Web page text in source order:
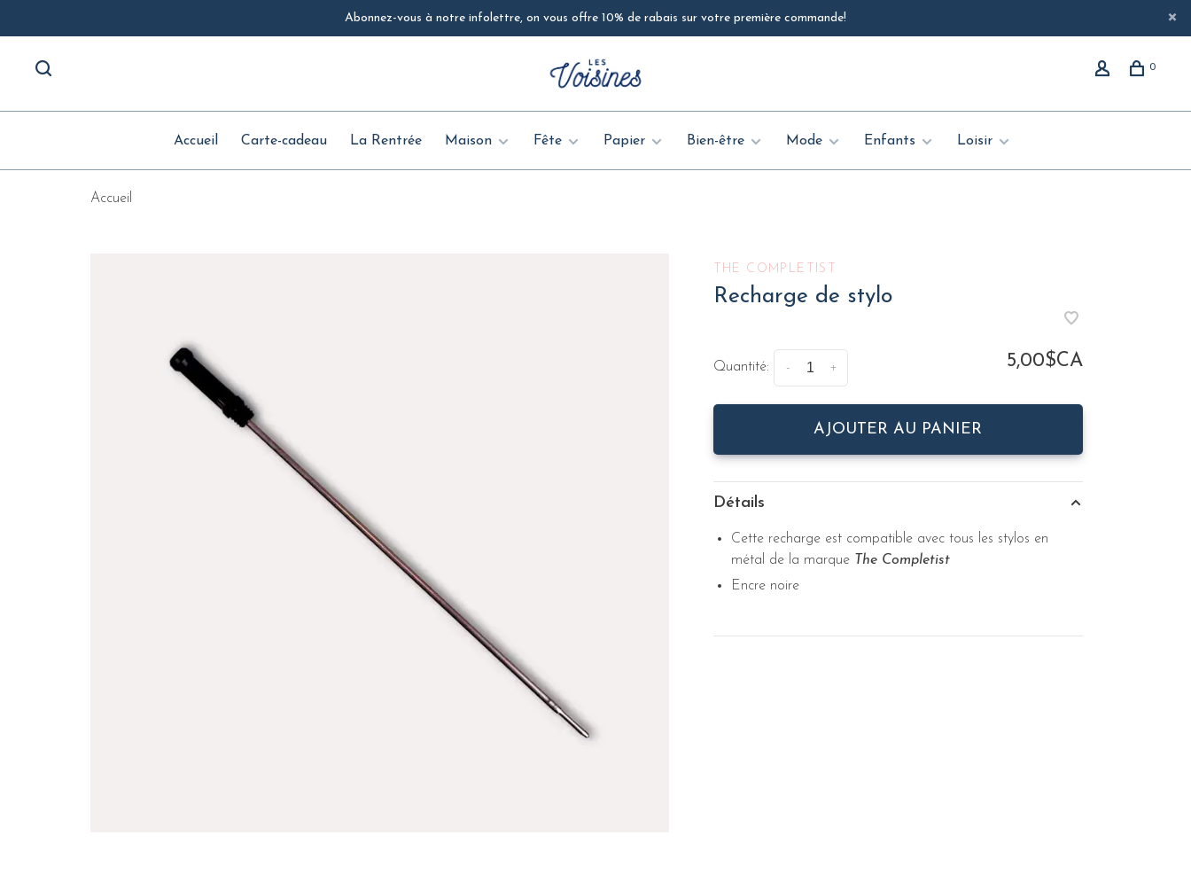
Abonnez-vous à notre infolettre, on vous offre 10% de rabais sur votre première commande!
0
Accueil Carte-cadeau La Rentrée Maison Fête Papier Bien-être Mode Enfants Loisir
Accueil
THE COMPLETIST
Recharge de stylo
Quantité: +
- 5,00$CA
AJOUTER AU PANIER
Détails
Cette recharge est compatible avec tous les stylos en
métal de la marque The Completist
Encre noire